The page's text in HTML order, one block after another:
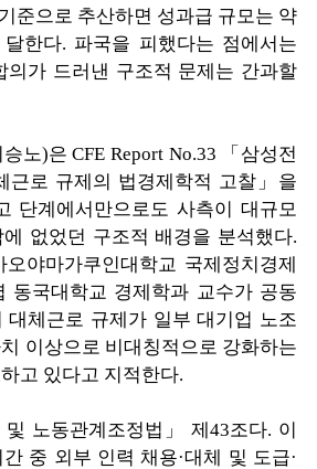
준으로 추산하면 성과급 규모는 약
한다. 파국을 피했다는 점에서는
의가 드러낸 구조적 문제는 간과할
노)은 CFE Report No.33 「삼성전
근로 규제의 법경제학적 고찰」을
단계에서만으로도 사측이 대규모
없었던 구조적 배경을 분석했다.
야마가쿠인대학교 국제정치경제
동국대학교 경제학과 교수가 공동
대체근로 규제가 일부 대기업 노조
이상으로 비대칭적으로 강화하는
고 있다고 지적한다.
노동관계조정법」 제43조다. 이
중 외부 인력 채용·대체 및 도급·